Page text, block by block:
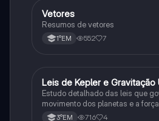
Física
Vetores
Resumos de vetores
1°EM 552 7
Ciência
Leis de Kepler e Gravitação
Estudo detalhado das leis que
movimento dos planetas e a
corpos3°EM 716 4